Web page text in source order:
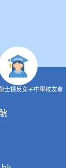
士提反女子中學校友會